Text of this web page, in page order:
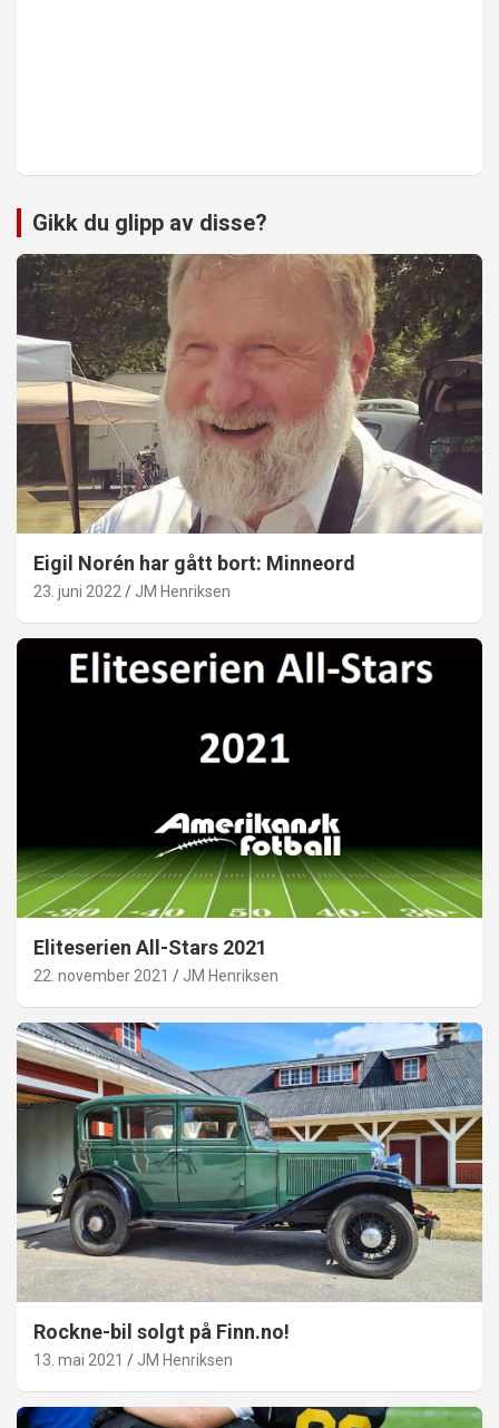
Gikk du glipp av disse?
Eigil Norén har gått bort: Minneord
23. juni 2022 JM Henriksen
Eliteserien All-Stars 2021
22. november 2021 JM Henriksen
Rockne-bil solgt på Finn.no!
13. mai 2021 JM Henriksen